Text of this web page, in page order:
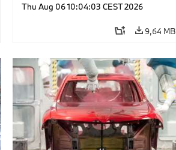
Thu Aug 06 10:04:03 CEST 2026
9,64 MB